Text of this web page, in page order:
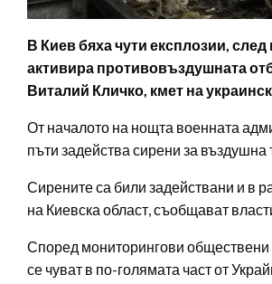
В Киев бяха чути експлозии, след
активира противовъздушната
Виталий Кличко, кмет на
От началото на нощта военната
пъти задейства сирени за въздушна
Сирените са били задействани и в
на Киевска област, съобщават
Според мониторингови обществени
се чуват в по-голямата част от